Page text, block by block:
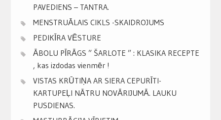
PAVEDIENS – TANTRA.
MENSTRUĀLAIS CIKLS -SKAIDROJUMS
PEDIKĪRA VĒSTURE
ĀBOLU PĪRĀGS ” ŠARLOTE ” : KLASIKA RECEPTE
, kas izdodas vienmēr !
VISTAS KRŪTIŅA AR SIERA CEPURĪTI-
KARTUPEĻI NĀTRU NOVĀRIJUMĀ. LAUKU
PUSDIENAS.